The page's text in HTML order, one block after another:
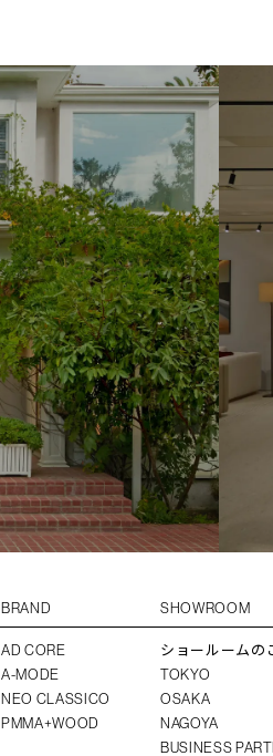
BRAND
AD CORE
A-MODE
NEO CLASSICO
PMMA+WOOD
SHOWROOM
ショールームの
TOKYO
OSAKA
NAGOYA
BUSINESS